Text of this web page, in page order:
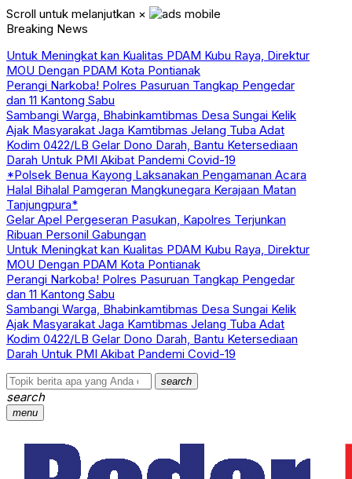
Scroll untuk melanjutkan ×
Breaking News
Untuk Meningkat kan Kualitas PDAM Kubu Raya, Direktur
MOU Dengan PDAM Kota Pontianak
Perangi Narkoba! Polres Pasuruan Tangkap Pengedar
dan 11 Kantong Sabu
Sambangi Warga, Bhabinkamtibmas Desa Sungai Kelik
Ajak Masyarakat Jaga Kamtibmas Jelang Tuba Adat
Kodim 0422/LB Gelar Dono Darah, Bantu Ketersediaan
Darah Untuk PMI Akibat Pandemi Covid-19
*Polsek Benua Kayong Laksanakan Pengamanan Acara
Halal Bihalal Pamgeran Mangkunegara Kerajaan Matan
Tanjungpura*
Gelar Apel Pergeseran Pasukan, Kapolres Terjunkan
Ribuan Personil Gabungan
Untuk Meningkat kan Kualitas PDAM Kubu Raya, Direktur
MOU Dengan PDAM Kota Pontianak
Perangi Narkoba! Polres Pasuruan Tangkap Pengedar
dan 11 Kantong Sabu
Sambangi Warga, Bhabinkamtibmas Desa Sungai Kelik
Ajak Masyarakat Jaga Kamtibmas Jelang Tuba Adat
Kodim 0422/LB Gelar Dono Darah, Bantu Ketersediaan
Darah Untuk PMI Akibat Pandemi Covid-19
search
search
menu